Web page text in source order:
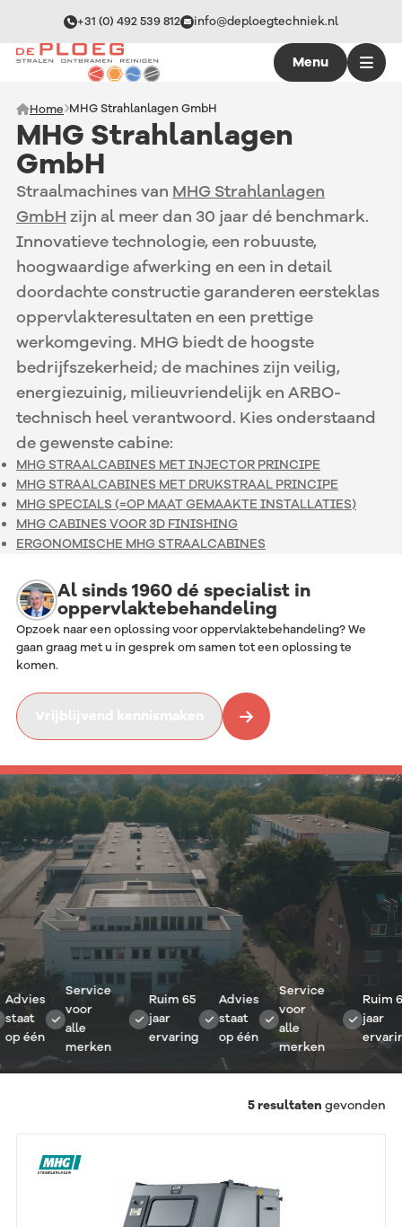
+31 (0) 492 539 812 info@deploegtechniek.nl
Menu
Home MHG Strahlanlagen GmbH
MHG Strahlanlagen
GmbH
Straalmachines van MHG Strahlanlagen
GmbH zijn al meer dan 30 jaar dé benchmark.
Innovatieve technologie, een robuuste,
hoogwaardige afwerking en een in detail
doordachte constructie garanderen eersteklas
oppervlakteresultaten en een prettige
werkomgeving. MHG biedt de hoogste
bedrijfszekerheid; de machines zijn veilig,
energiezuinig, milieuvriendelijk en ARBO-
technisch heel verantwoord. Kies onderstaand
de gewenste cabine:
MHG STRAALCABINES MET INJECTOR PRINCIPE
MHG STRAALCABINES MET DRUKSTRAAL PRINCIPE
MHG SPECIALS (=OP MAAT GEMAAKTE INSTALLATIES)
MHG CABINES VOOR 3D FINISHING
ERGONOMISCHE MHG STRAALCABINES
Al sinds 1960 dé specialist in
oppervlaktebehandeling
Opzoek naar een oplossing voor oppervlaktebehandeling? We
gaan graag met u in gesprek om samen tot een oplossing te
komen.
één
Service
voor
alle
merken
Ruim 65
jaar
ervaring
Advies
staat
op één
Service
voor
alle
merken
Ruim 65
jaar
ervaring
5resultaten gevonden